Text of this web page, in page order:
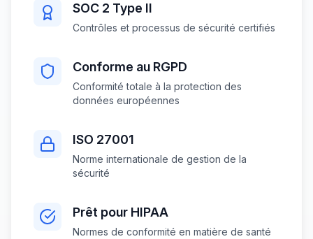
SOC 2 Type II
Contrôles et processus de sécurité certifiés
Conforme au RGPD
Conformité totale à la protection des
données européennes
ISO 27001
Norme internationale de gestion de la
sécurité
Prêt pour HIPAA
Normes de conformité en matière de santé